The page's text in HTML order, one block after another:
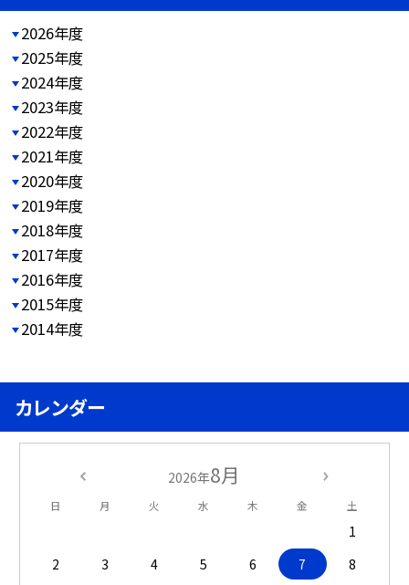
2026年度
2025年度
2024年度
2023年度
2022年度
2021年度
2020年度
2019年度
2018年度
2017年度
2016年度
2015年度
2014年度
カレンダー
2026年8月
日 月 火 水 木 金 土
1
2
3 4 5 6 7
8